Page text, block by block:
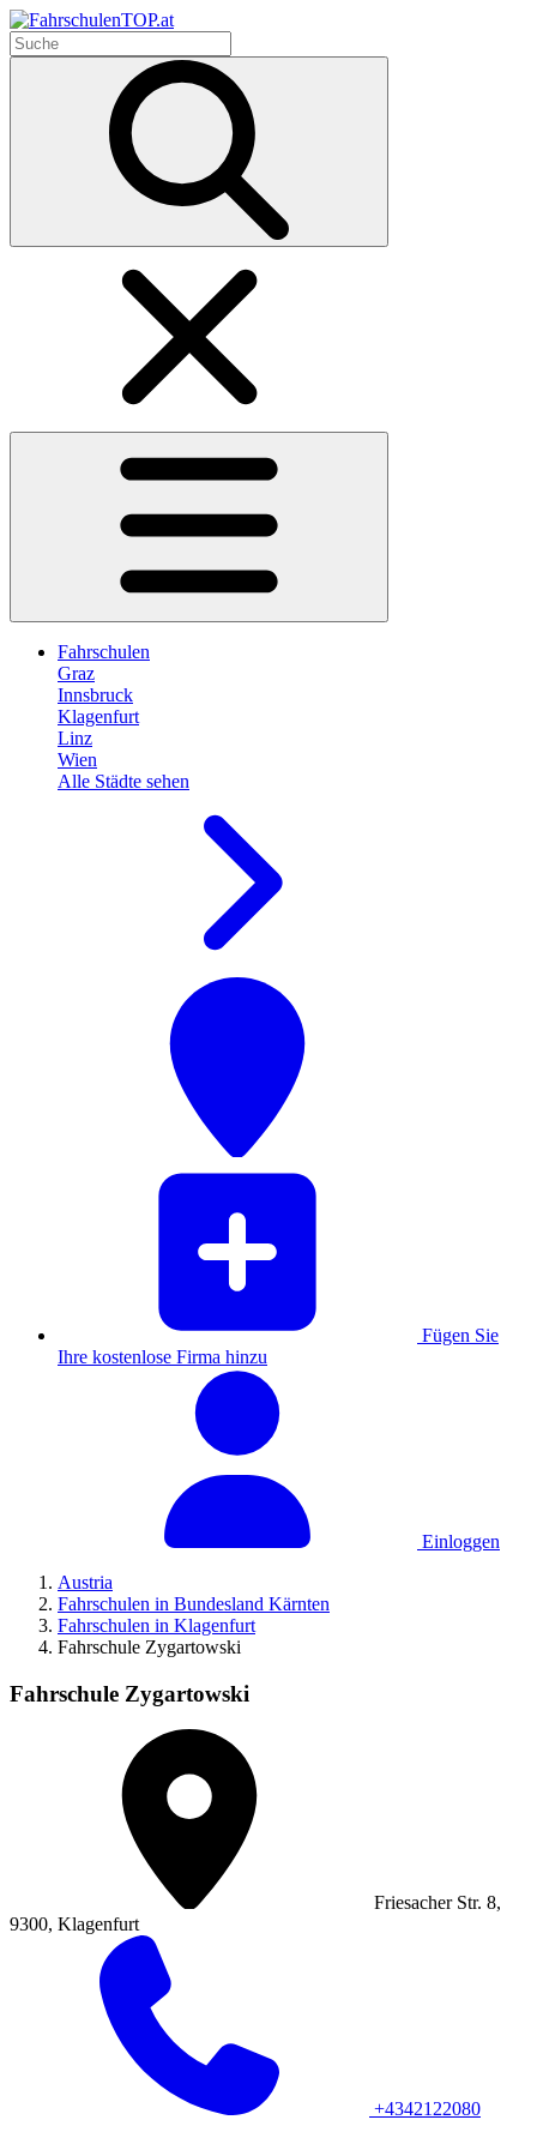
Fahrschulen
Graz
Innsbruck
Klagenfurt
Linz
Wien
Alle Städte sehen
Fügen Sie
Ihre kostenlose Firma hinzu
Einloggen
Austria
Fahrschulen in Bundesland Kärnten
Fahrschulen in Klagenfurt
Fahrschule Zygartowski
Fahrschule Zygartowski
Friesacher Str. 8,
9300, Klagenfurt
+4342122080